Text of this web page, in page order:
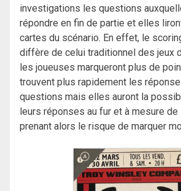
investigations les questions
répondre en fin de partie et elles
cartes du scénario. En effet, le
diffère de celui traditionnel des jeux
les joueuses marqueront plus de
trouvent plus rapidement les
questions mais elles auront la
leurs réponses au fur et à mesure
prenant alors le risque de marquer